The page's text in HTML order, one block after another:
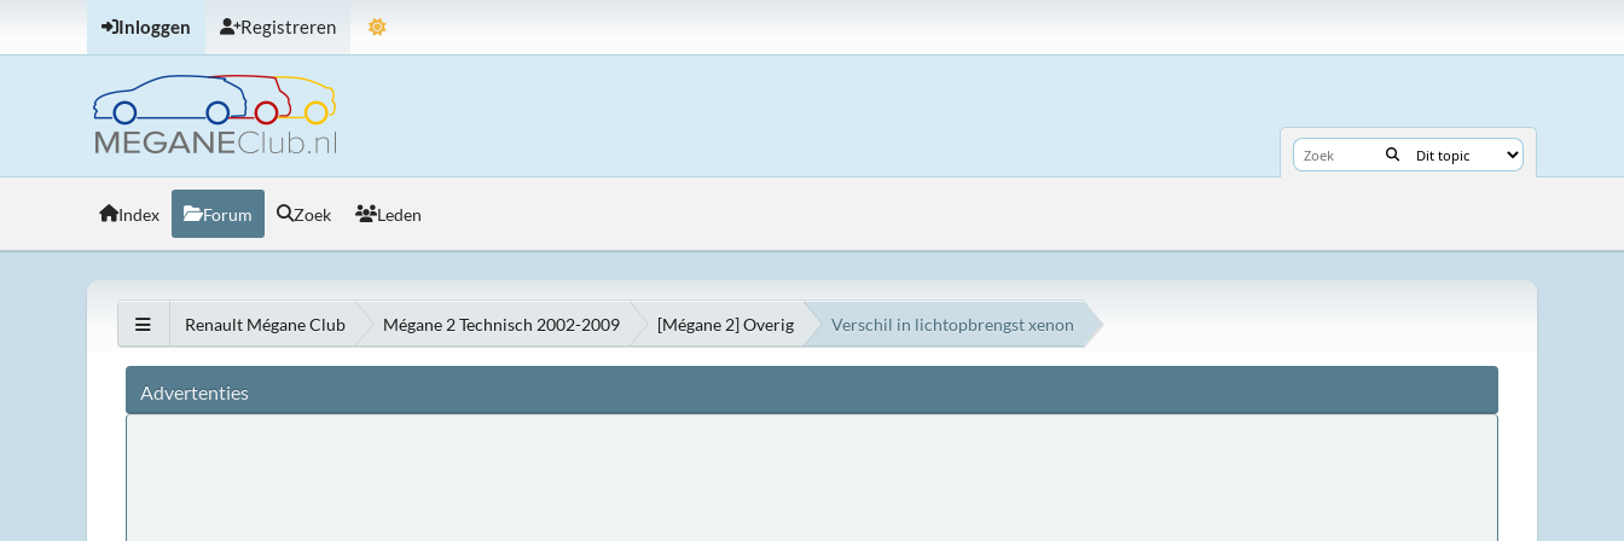
Inloggen Registreren
Index Forum Zoek Leden
Renault Mégane Club Mégane 2 Technisch 2002-2009 [Mégane 2] Overig Verschil in lichtopbrengst xenon
Advertenties